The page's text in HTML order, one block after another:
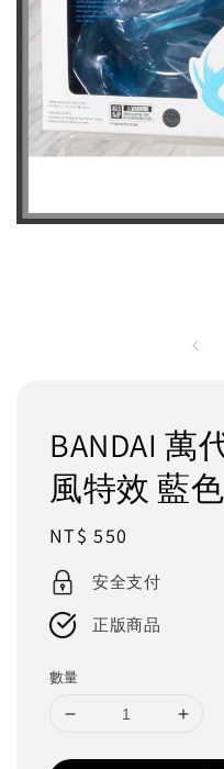
BANDAI 萬
風特效 藍色
Regular
price
NT$ 550
安全支付
正版商品
數量